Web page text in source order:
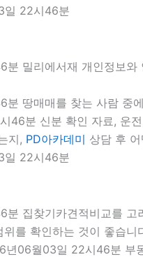
일 22시46분
밀리에서재 개인정보와
땅매매를 찾는 사람 중
46분 신분 확인 자료, 운
지, PD아카데미 상담 후
일 22시46분
집찾기카견적비교를 고
위를 확인하는 것이 좋습
년06월03일 22시46분 부